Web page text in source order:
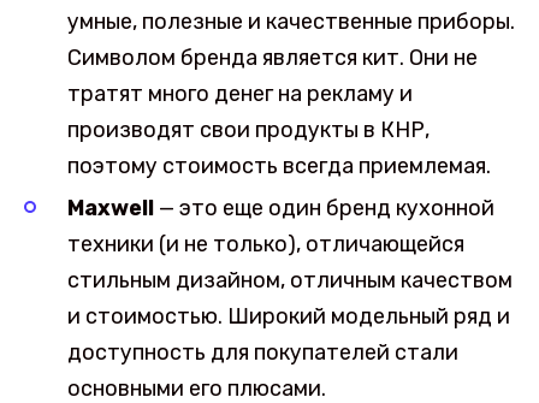
умные, полезные и качественные приборы.
Символом бренда является кит. Они не
тратят много денег на рекламу и
производят свои продукты в КНР,
поэтому стоимость всегда приемлемая.
Maxwell — это еще один бренд кухонной
техники (и не только), отличающейся
стильным дизайном, отличным качеством
и стоимостью. Широкий модельный ряд и
доступность для покупателей стали
основными его плюсами.